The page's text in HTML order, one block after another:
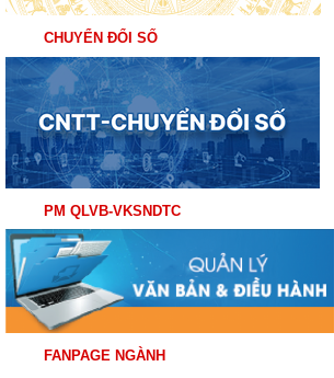
CHUYỂN ĐỔI SỐ
PM QLVB-VKSNDTC
FANPAGE NGÀNH